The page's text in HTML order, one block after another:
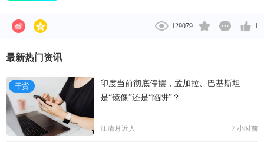
129079 1
最新热门资讯
干货
印度当前彻底停摆，孟加拉、巴基斯坦
是“镜像”还是“陷阱”？
江清月近人 7 小时前